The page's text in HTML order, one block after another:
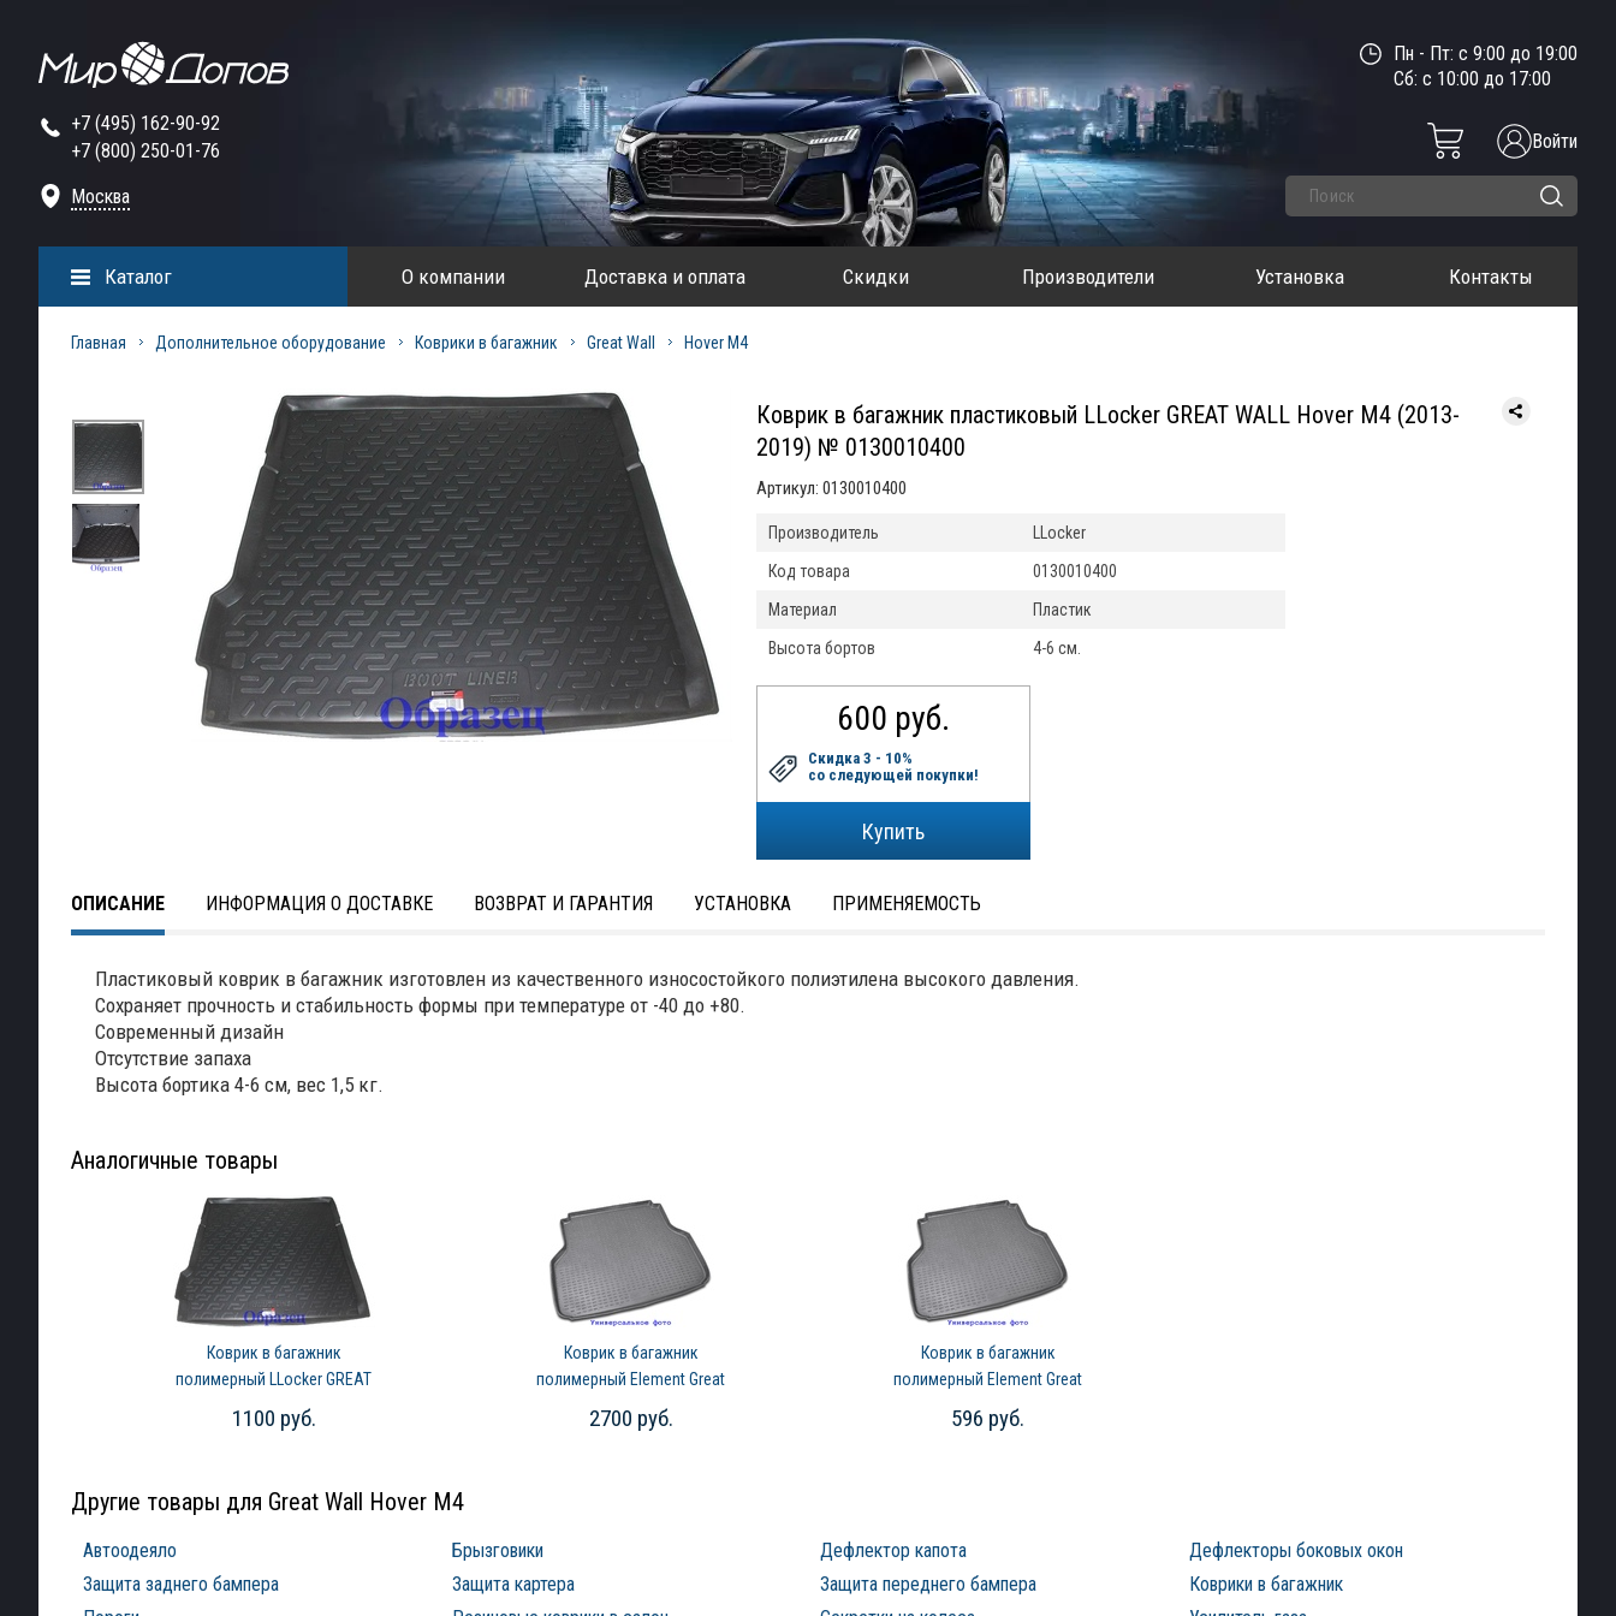
+7 (495) 162-90-92
+7 (800) 250-01-76
Москва
Пн - Пт: с 9:00 до 19:00
Сб: с 10:00 до 17:00
Войти
О компании Доставка и оплата Скидки Производители Установка Контакты
Каталог
Главная Дополнительное оборудование Коврики в багажник Great Wall Hover M4
Коврик в багажник пластиковый LLocker GREAT WALL Hover M4 (2013-
2019) № 0130010400
Артикул: 0130010400
600 руб.
Скидка 3 - 10%
со следующей покупки!
Производитель
LLocker
Код товара
0130010400
Материал
Пластик
Высота бортов
4-6 см.
ОПИСАНИЕ ИНФОРМАЦИЯ О ДОСТАВКЕ ВОЗВРАТ И ГАРАНТИЯ УСТАНОВКА ПРИМЕНЯЕМОСТЬ
Пластиковый коврик в багажник изготовлен из качественного износостойкого полиэтилена высокого давления.
Сохраняет прочность и стабильность формы при температуре от -40 до +80.
Современный дизайн
Отсутствие запаха
Высота бортика 4-6 см, вес 1,5 кг.
Аналогичные товары
Коврик в багажник
полимерный LLocker GREAT
WALL Hover M4 (2013-2019)
1100 руб.
Коврик в багажник
полимерный Element Great
Wall Hover M4 (2013-2019)
2700 руб.
Коврик в багажник
полимерный Element Great
Wall Hover M4 (2013-2019)
596 руб.
Другие товары для Great Wall Hover M4
Автоодеяло Брызговики Дефлектор капота
Дефлекторы боковых окон
Защита заднего бампера
Защита картера Защита переднего бампера
Коврики в багажник